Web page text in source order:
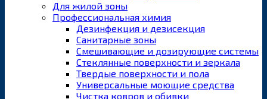
Для жилой зоны
Профессиональная химия
Дезинфекция и дезисекция
Санитарные зоны
Смешивающие и дозирующие системы
Стеклянные поверхности и зеркала
Твердые поверхности и пола
Универсальные моющие средства
Чистка ковров и обивки